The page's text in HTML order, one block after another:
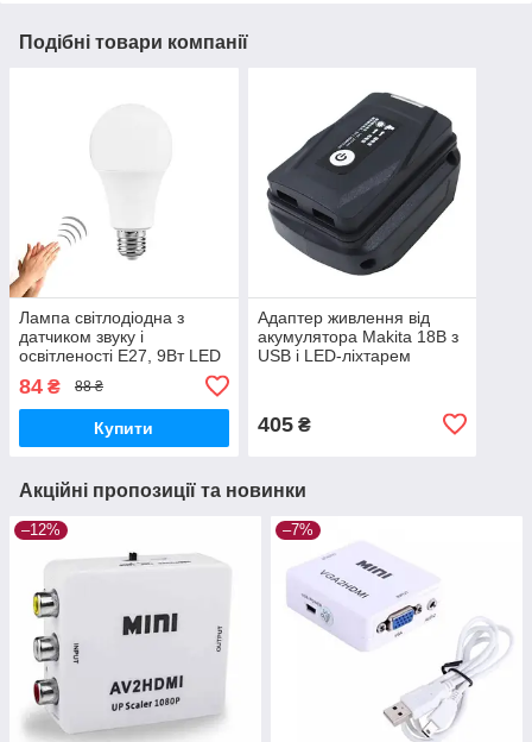
Подібні товари компанії
Лампа світлодіодна з
датчиком звуку і
освітленості E27, 9Вт LED
84 ₴ 88 ₴
Купити
Адаптер живлення від
акумулятора Makita 18В з
USB і LED-ліхтарем
405₴
Акційні пропозиції та новинки
–12% –7%